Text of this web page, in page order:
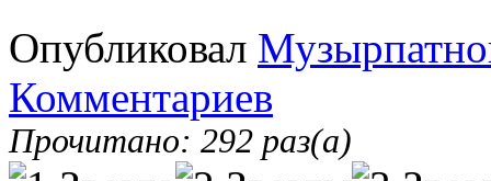
Опубликовал
Комментариев
Прочитано: 292 раз(а)